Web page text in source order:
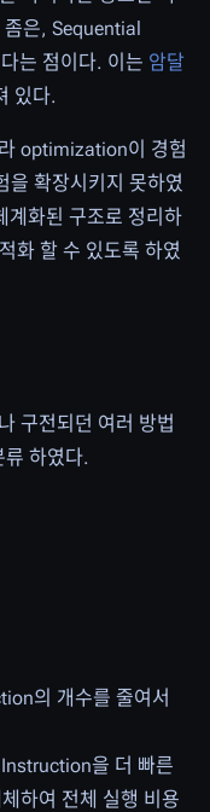
은, Sequential
는 점이다. 이는 암달
있다.
optimization이 경험
확장시키지 못하였
화된 구조로 정리하
화 할 수 있도록 하였
구전되던 여러 방법
하였다.
의 개수를 줄여서
을 더 빠른
하여 전체 실행 비용